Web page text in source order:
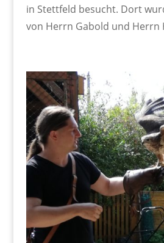
in Stettfeld besucht. Dort
von Herrn Gabold und Herrn